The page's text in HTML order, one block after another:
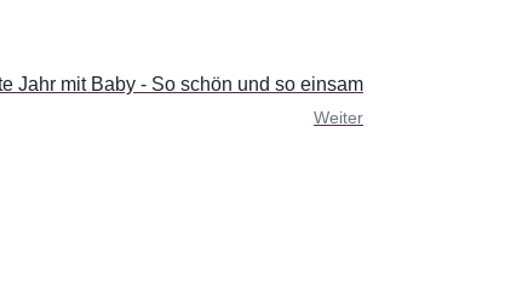
Jahr mit Baby - So schön und so einsam
Weiter